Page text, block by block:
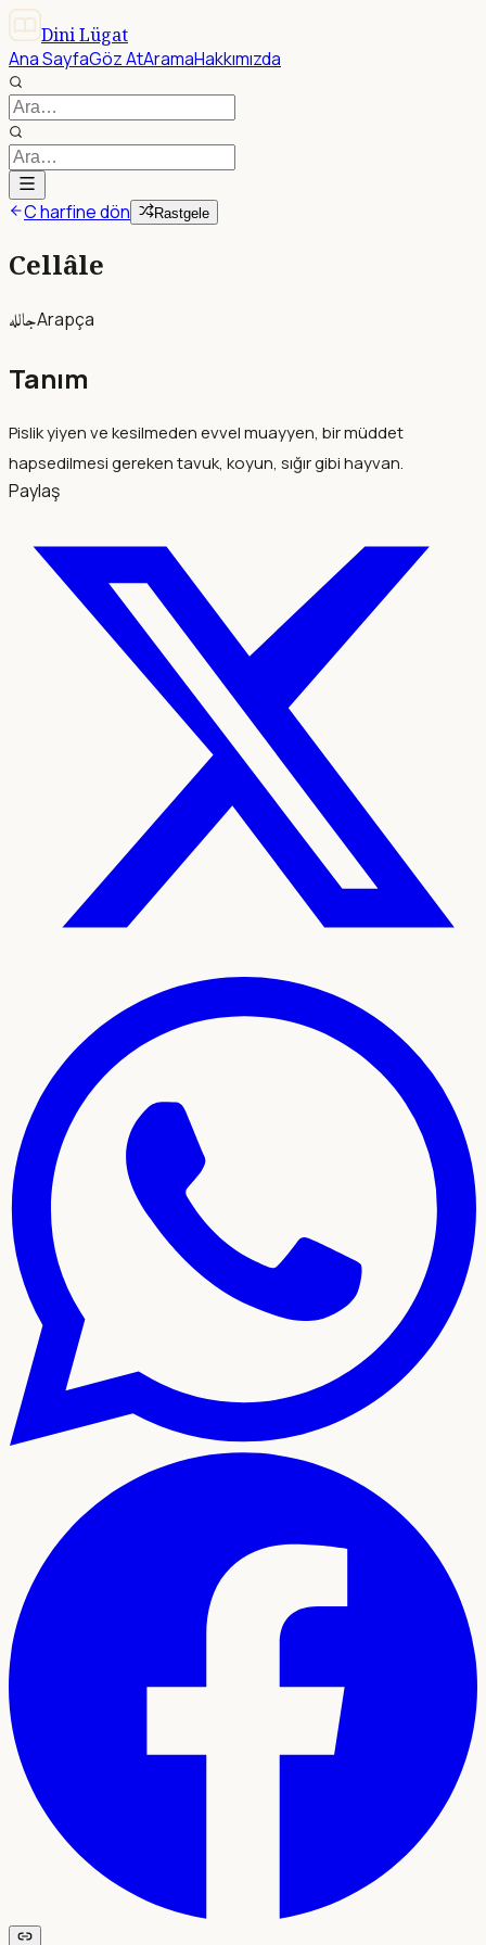
Dini Lügat
Ana SayfaGöz AtAramaHakkımızda
C harfine dön Rastgele
Cellâle
جاللهArapça
Tanım
Pislik yiyen ve kesilmeden evvel muayyen, bir müddet
hapsedilmesi gereken tavuk, koyun, sığır gibi hayvan.
Paylaş